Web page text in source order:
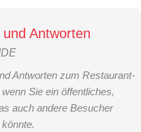
Antworten
Antworten zum Restaurant-
Sie ein öffentliches,
auch andere Besucher